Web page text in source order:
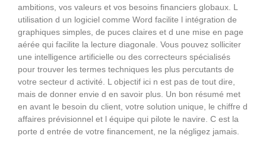
ambitions, vos valeurs et vos besoins financiers globaux. L
utilisation d un logiciel comme Word facilite l intégration de
graphiques simples, de puces claires et d une mise en page
aérée qui facilite la lecture diagonale. Vous pouvez solliciter
une intelligence artificielle ou des correcteurs spécialisés
pour trouver les termes techniques les plus percutants de
votre secteur d activité. L objectif ici n est pas de tout dire,
mais de donner envie d en savoir plus. Un bon résumé met
en avant le besoin du client, votre solution unique, le chiffre d
affaires prévisionnel et l équipe qui pilote le navire. C est la
porte d entrée de votre financement, ne la négligez jamais.